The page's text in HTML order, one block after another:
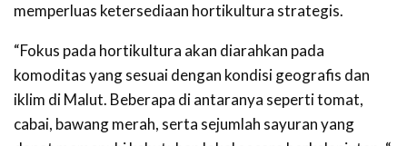
memperluas ketersediaan hortikultura strategis.
“Fokus pada hortikultura akan diarahkan pada
komoditas yang sesuai dengan kondisi geografis dan
iklim di Malut. Beberapa di antaranya seperti tomat,
cabai, bawang merah, serta sejumlah sayuran yang